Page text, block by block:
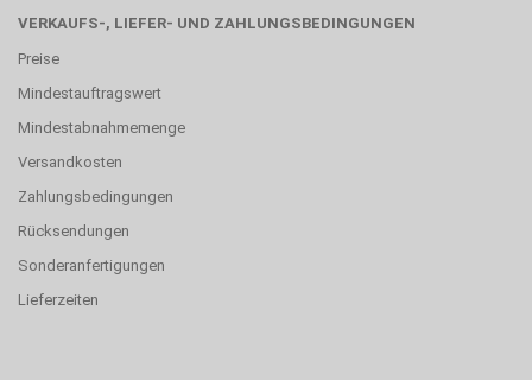
VERKAUFS-, LIEFER- UND ZAHLUNGSBEDINGUNGEN
Preise
Mindestauftragswert
Mindestabnahmemenge
Versandkosten
Zahlungsbedingungen
Rücksendungen
Sonderanfertigungen
Lieferzeiten